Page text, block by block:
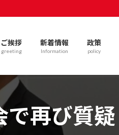
ご挨拶
greeting
新着情報
Information
政策
policy
で再び質疑